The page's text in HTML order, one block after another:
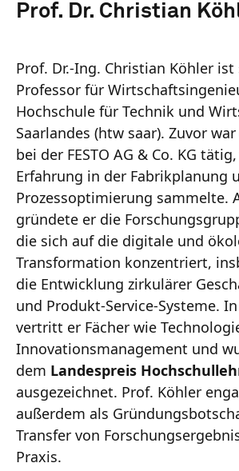
Prof. Dr. Christian
Prof. Dr.-Ing. Christian Köhler ist
Professor für
Hochschule für Technik und
Saarlandes (htw saar). Zuvor
bei der FESTO AG & Co. KG
Erfahrung in der Fabrikplanung
Prozessoptimierung sammelte.
gründete er die
die sich auf die digitale und
Transformation konzentriert,
die Entwicklung zirkulärer
und Produkt-Service-Systeme.
vertritt er Fächer wie
Innovationsmanagement und
dem Landespreis
ausgezeichnet. Prof. Köhler
außerdem als
Transfer von
Praxis.